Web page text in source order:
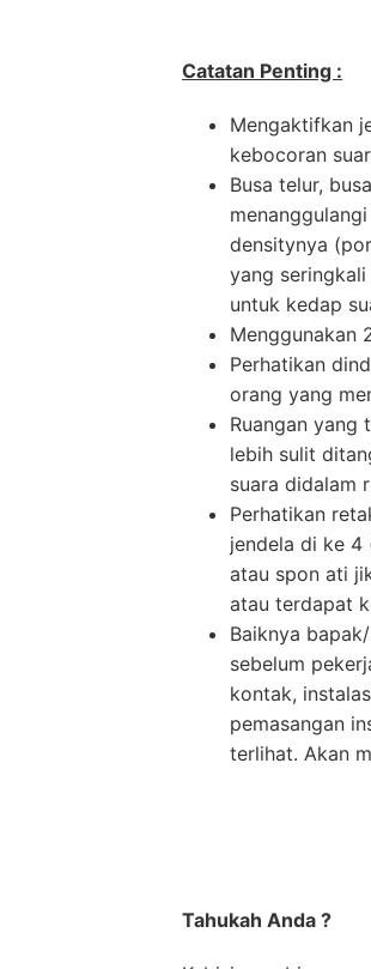
Catatan Penting :
Mengaktifkan
kebocoran
Busa telur,
densitynya
yang
untuk kedap
Menggunakan
Perhatikan
orang yang
Ruangan yang
lebih sulit
suara didalam
Perhatikan
jendela di ke 4
atau spon ati
atau terdapat
Baiknya
sebelum
kontak,
pemasangan
terlihat. Akan
Tahukah Anda ?